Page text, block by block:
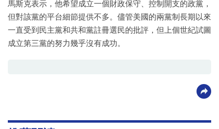
馬斯克表示，他希望成立一個財政保守、控制開支的政黨，
但對該黨的平台細節提供不多。儘管美國的兩黨制長期以來
一直受到民主黨和共和黨註冊選民的批評，但上個世紀試圖
成立第三黨的努力幾乎沒有成功。